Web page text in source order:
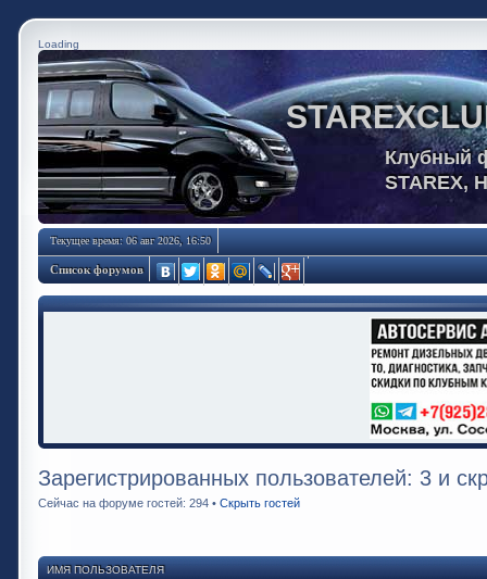
Loading
Клубный
STAREX,
Текущее время: 06 авг 2026, 16:50
Список форумов
Зарегистрированных пользователей: 3 и
Сейчас на форуме гостей: 294 • Скрыть гостей
ИМЯ ПОЛЬЗОВАТЕЛЯ